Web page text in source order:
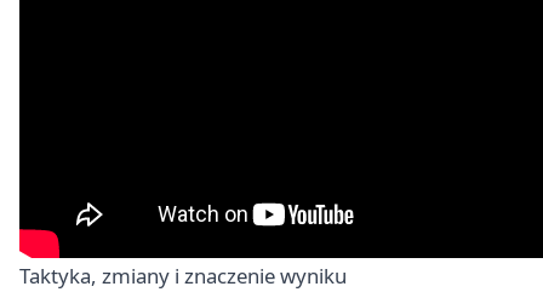
Taktyka, zmiany i znaczenie wyniku